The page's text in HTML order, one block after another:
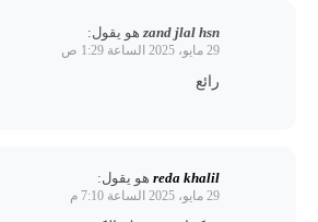
zand jlal hsn هو يقول:
29 مايو، 2025 الساعة 1:29 ص
رائع
reda khalil هو يقول:
29 مايو، 2025 الساعة 7:10 م